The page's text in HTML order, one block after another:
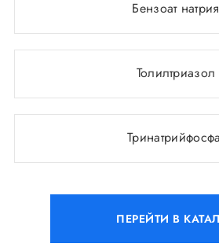
Бензоат натрия
Толилтриазол
ПЕРЕЙТИ В